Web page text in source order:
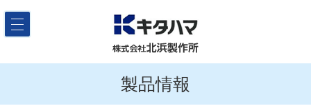
製品情報